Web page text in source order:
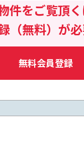
件をご覧頂く
（無料）が必
無料会員登録